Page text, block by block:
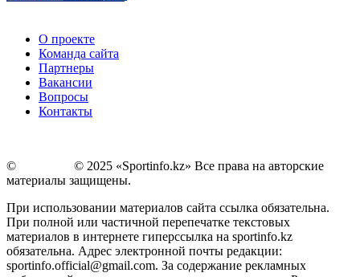
О проекте
Команда сайта
Партнеры
Вакансии
Вопросы
Контакты
©
© 2025 «Sportinfo.kz» Все права на авторские
материалы защищены.
При использовании материалов сайта ссылка обязательна.
При полной или частичной перепечатке текстовых
материалов в интернете гиперссылка на sportinfo.kz
обязательна. Адрес электронной почты редакции:
sportinfo.official@gmail.com. За содержание рекламных